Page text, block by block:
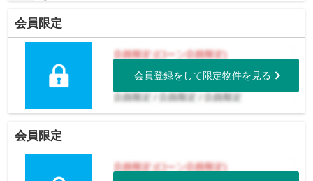
会員限定
会員登録をして限定物件を見る
会員限定